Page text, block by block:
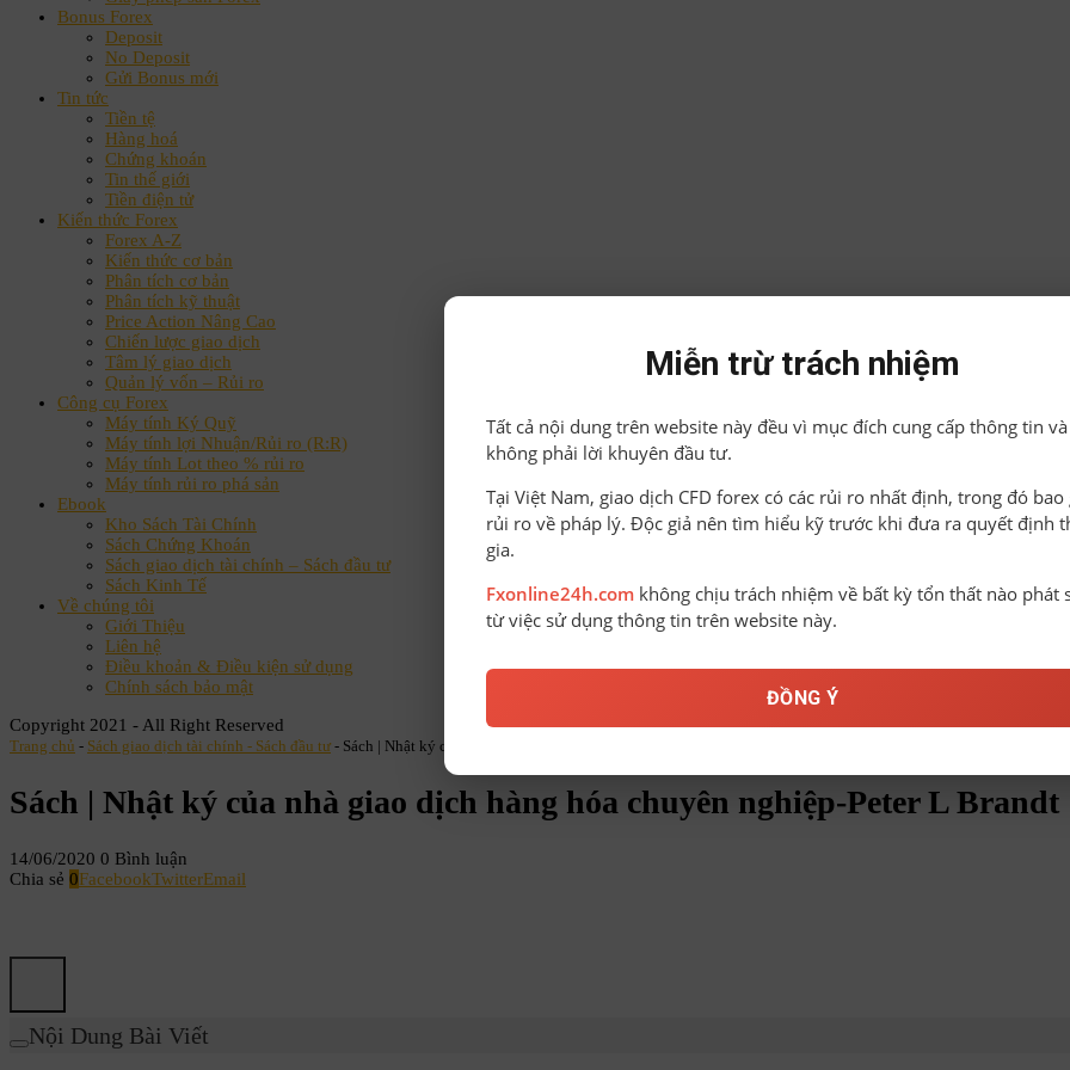
Bonus Forex
Deposit
No Deposit
Gửi Bonus mới
Tin tức
Tiền tệ
Hàng hoá
Chứng khoán
Tin thế giới
Tiền điện tử
Kiến thức Forex
Forex A-Z
Kiến thức cơ bản
Phân tích cơ bản
Phân tích kỹ thuật
Price Action Nâng Cao
Chiến lược giao dịch
Tâm lý giao dịch
Quản lý vốn – Rủi ro
Công cụ Forex
Máy tính Ký Quỹ
Máy tính lợi Nhuận/Rủi ro (R:R)
Máy tính Lot theo % rủi ro
Máy tính rủi ro phá sản
Ebook
Kho Sách Tài Chính
Sách Chứng Khoán
Sách giao dịch tài chính – Sách đầu tư
Sách Kinh Tế
Về chúng tôi
Giới Thiệu
Liên hệ
Điều khoản & Điều kiện sử dụng
Chính sách bảo mật
Copyright 2021 - All Right Reserved
Trang chủ - Sách giao dịch tài chính - Sách đầu tư - Sách | Nhật ký của nhà giao dịch hàng hóa chuyên nghiệp-Peter L Brandt
Sách | Nhật ký của nhà giao dịch hàng hóa chuyên nghiệp-Peter L Brandt
14/06/2020 0 Bình luận
Chia sẻ 0FacebookTwitterEmail
Nội Dung Bài Viết
Miễn trừ trách nhiệm
Tất cả nội dung trên website này đều vì mục đích cung cấp thông tin và
không phải lời khuyên đầu tư.
Tại Việt Nam, giao dịch CFD forex có các rủi ro nhất định, trong đó bao
rủi ro về pháp lý. Độc giả nên tìm hiểu kỹ trước khi đưa ra quyết định
gia.
Fxonline24h.com không chịu trách nhiệm về bất kỳ tổn thất nào phát
từ việc sử dụng thông tin trên website này.
ĐỒNG Ý